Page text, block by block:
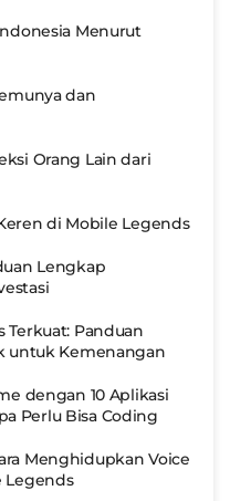
Menurut
dan
Orang Lain dari
di Mobile Legends
Lengkap
Terkuat: Panduan
untuk Kemenangan
dengan 10 Aplikasi
Perlu Bisa Coding
Menghidupkan Voice
Legends